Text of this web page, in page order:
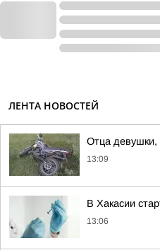
ЛЕНТА НОВОСТЕЙ
Отца девушки,
13:09
В Хакасии
13:06